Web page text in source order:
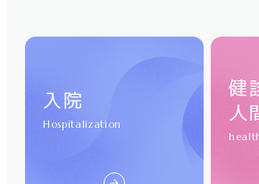
入院
Hospitalization
健
人